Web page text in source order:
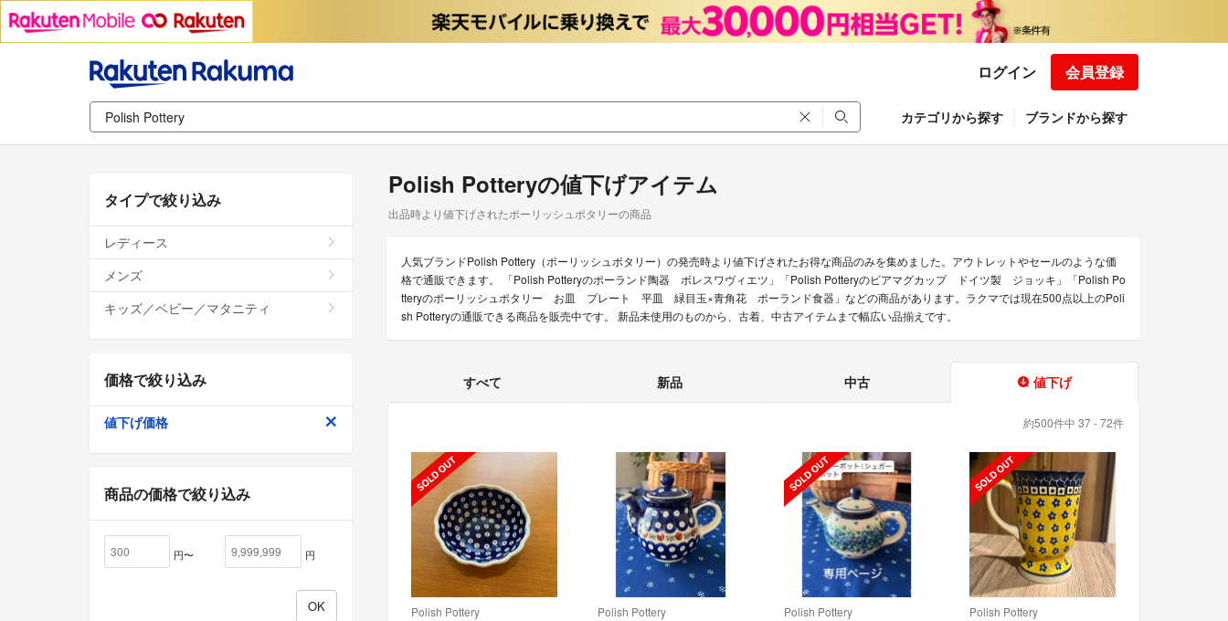
ログイン 会員登録
カテゴリから探す ブランドから探す
Polish Potteryの値下げアイテム
出品時より値下げされたポーリッシュポタリーの商品
人気ブランドPolish Pottery（ポーリッシュポタリー）の発売時より値下げされたお得な商品のみを集めました。アウトレットやセールのような価
格で通販できます。 「Polish Potteryのポーランド陶器 ボレスワヴィエツ」「Polish Potteryのビアマグカップ ドイツ製 ジョッキ」「Polish Po
tteryのポーリッシュポタリー お皿 プレート 平皿 緑目玉×青角花 ポーランド食器」などの商品があります。ラクマでは現在500点以上のPoli
sh Potteryの通販できる商品を販売中です。 新品未使用のものから、古着、中古アイテムまで幅広い品揃えです。
すべて 新品 中古 値下げ
約500件中 37 - 72件
Polish Pottery Polish Pottery Polish Pottery Polish Pottery
タイプで絞り込み
レディース
メンズ
キッズ／ベビー／マタニティ
価格で絞り込み
値下げ価格
商品の価格で絞り込み
円〜 円